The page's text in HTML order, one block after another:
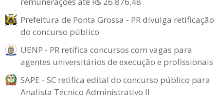
Prefeitura de Ponta Grossa - PR divulga retificação
do concurso público
UENP - PR retifica concursos com vagas para
agentes universitários de execução e profissionais
SAPE - SC retifica edital do concurso público para
Analista Técnico Administrativo II